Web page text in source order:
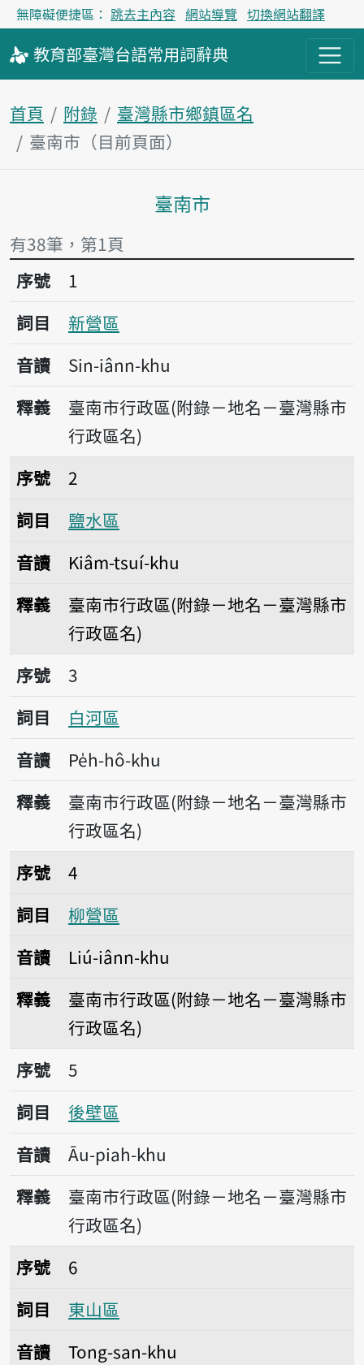
無障礙便捷區： 跳去主內容 網站導覽 切換網站翻譯
教育部臺灣台語常用詞辭典
首頁 附錄
臺灣縣市鄉鎮區名
臺南市（目前頁面）
主內容區塊
臺南市
有38筆，第1頁
序號1新營區
序號
1
詞目
新營區
音讀
Sin-iânn-khu
釋義
臺南市行政區(附錄－地名－臺灣縣市
行政區名)
序號2鹽水區
序號
2
詞目
鹽水區
音讀
Kiâm-tsuí-khu
釋義
臺南市行政區(附錄－地名－臺灣縣市
行政區名)
序號3白河區
序號
3
詞目
白河區
音讀
Pe̍h-hô-khu
釋義
臺南市行政區(附錄－地名－臺灣縣市
行政區名)
序號4柳營區
序號
4
詞目
柳營區
音讀
Liú-iânn-khu
釋義
臺南市行政區(附錄－地名－臺灣縣市
行政區名)
序號5後壁區
序號
5
詞目
後壁區
音讀
Āu-piah-khu
釋義
臺南市行政區(附錄－地名－臺灣縣市
行政區名)
序號6東山區
序號
6
詞目
東山區
音讀
Tong-san-khu